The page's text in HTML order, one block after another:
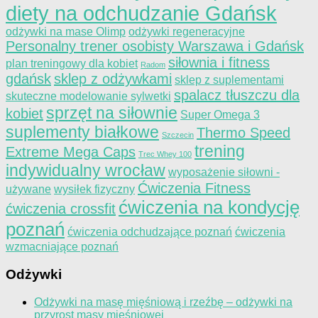
diety na odchudzanie Gdańsk
odżywki na mase Olimp odżywki regeneracyjne
Personalny trener osobisty Warszawa i Gdańsk
plan treningowy dla kobiet Radom siłownia i fitness
gdańsksklep z odżywkami sklep z suplementami
skuteczne modelowanie sylwetki spalacz tłuszczu dla
kobiet sprzęt na siłownie Super Omega 3
suplementy białkowe Szczecin Thermo Speed
Extreme Mega Caps Trec Whey 100 trening
indywidualny wrocław wyposażenie siłowni -
używane wysiłek fizyczny Ćwiczenia Fitness
ćwiczenia crossfit ćwiczenia na kondycję
poznań ćwiczenia odchudzające poznań ćwiczenia
wzmacniające poznań
Odżywki
Odżywki na masę mięśniową i rzeźbę – odżywki na
przyrost masy mięśniowej